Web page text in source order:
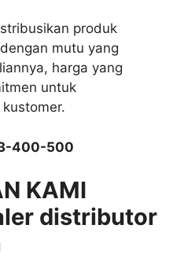
produk
mutu yang
harga yang
untuk
400-500
KAMI
distributor